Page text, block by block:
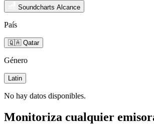
Soundcharts Alcance
País
🇶🇦 Qatar
Género
Latin
No hay datos disponibles.
Monitoriza cualquier